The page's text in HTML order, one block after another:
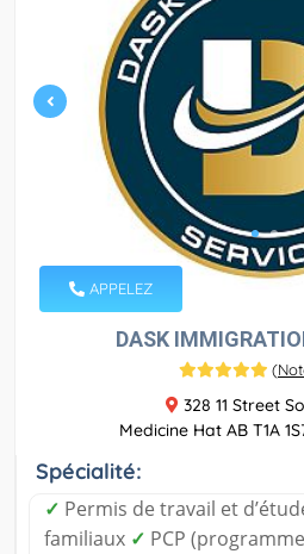
APPELEZ
DASK
(
328 11 Street
Medicine Hat AB T1A
Spécialité:
✓ Permis de travail et
familiaux ✓ PCP